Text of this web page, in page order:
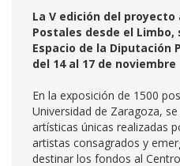
La V edición del
Postales desde el Limbo,
Espacio de la Diputación
del 14 al 17 de noviembre
En la exposición de 1500
Universidad de Zaragoza,
artísticas únicas realizadas
artistas consagrados y
destinar los fondos al